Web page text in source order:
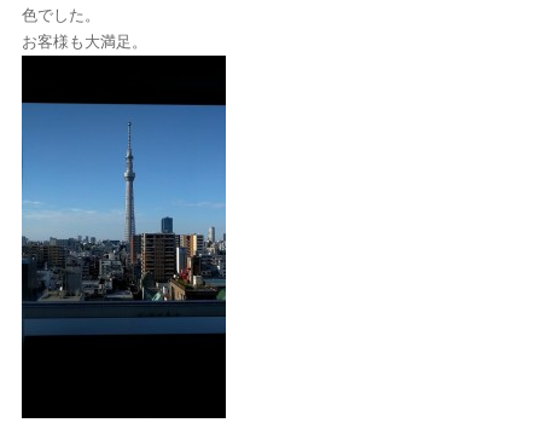
色でした。
お客様も大満足。